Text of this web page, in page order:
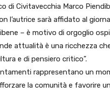
di Civitavecchia Marco
l’autrice sarà affidato al
– è motivo di orgoglio
attualità è una ricchezza
e di pensiero critico”.
rappresentano un
la comunità e favorire